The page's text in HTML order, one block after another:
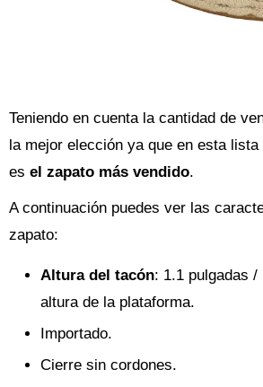
Teniendo en cuenta la cantidad de
la mejor elección ya que en esta
es el zapato más vendido.
A continuación puedes ver las
zapato:
Altura del tacón: 1.1 pulgadas /
altura de la plataforma.
Importado.
Cierre sin cordones.